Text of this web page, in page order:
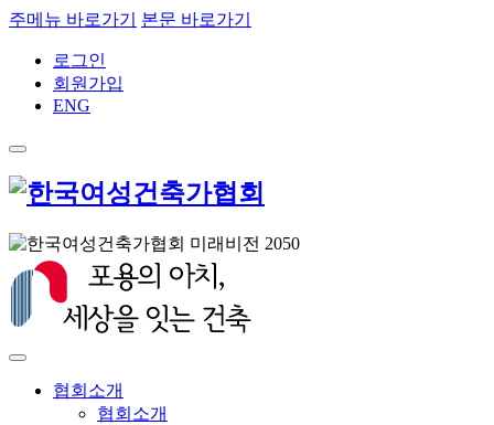
주메뉴 바로가기 본문 바로가기
로그인
회원가입
ENG
협회소개
협회소개